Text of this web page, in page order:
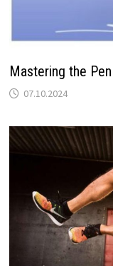
Mastering the
07.10.2024